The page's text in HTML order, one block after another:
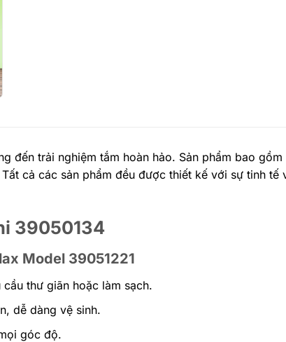
đến trải nghiệm tắm hoàn hảo. Sản phẩm bao gồm
cả các sản phẩm đều được thiết kế với sự tinh tế
39050134
Model 39051221
thư giãn hoặc làm sạch.
dễ dàng vệ sinh.
góc độ.